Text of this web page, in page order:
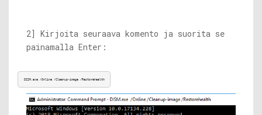
2] Kirjoita seuraava komento ja suorita se
painamalla Enter:
DISM.exe /Online /Cleanup-image /Restorehealth